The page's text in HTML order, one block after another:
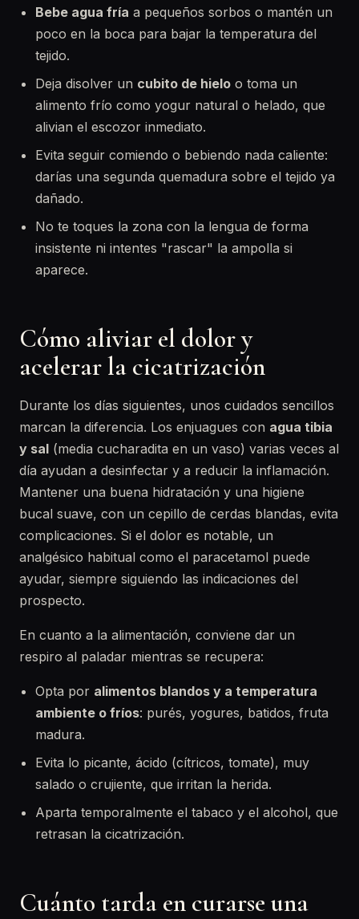
Bebe agua fría a pequeños sorbos o mantén un
poco en la boca para bajar la temperatura del
tejido.
Deja disolver un cubito de hielo o toma un
alimento frío como yogur natural o helado, que
alivian el escozor inmediato.
Evita seguir comiendo o bebiendo nada caliente:
darías una segunda quemadura sobre el tejido ya
dañado.
No te toques la zona con la lengua de forma
insistente ni intentes "rascar" la ampolla si
aparece.
Cómo aliviar el dolor y
acelerar la cicatrización
Durante los días siguientes, unos cuidados sencillos
marcan la diferencia. Los enjuagues con agua tibia
y sal (media cucharadita en un vaso) varias veces al
día ayudan a desinfectar y a reducir la inflamación.
Mantener una buena hidratación y una higiene
bucal suave, con un cepillo de cerdas blandas, evita
complicaciones. Si el dolor es notable, un
analgésico habitual como el paracetamol puede
ayudar, siempre siguiendo las indicaciones del
prospecto.
En cuanto a la alimentación, conviene dar un
respiro al paladar mientras se recupera:
Opta por alimentos blandos y a temperatura
ambiente o fríos: purés, yogures, batidos, fruta
madura.
Evita lo picante, ácido (cítricos, tomate), muy
salado o crujiente, que irritan la herida.
Aparta temporalmente el tabaco y el alcohol, que
retrasan la cicatrización.
Cuánto tarda en curarse una